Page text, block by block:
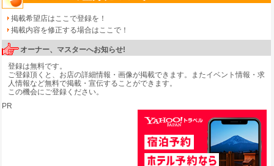
掲載希望店はここで登録を！
掲載内容を修正する場合はここで！
オーナー、マスターへお知らせ!
登録は無料です。
ご登録頂くと、お店の詳細情報・画像が掲載できます。またイベント情報・求
人情報など無料で掲載・宣伝することができます。
この機会にご登録ください。
PR